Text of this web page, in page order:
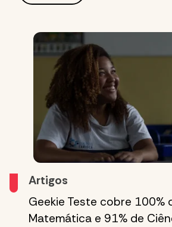
Artigos
Geekie Teste cobre 100%
Matemática e 91% de